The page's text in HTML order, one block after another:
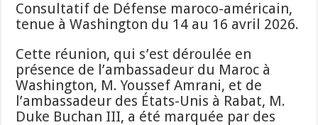
Consultatif de Défense maroco-américain,
tenue à Washington du 14 au 16 avril 2026.
Cette réunion, qui s’est déroulée en
présence de l’ambassadeur du Maroc à
Washington, M. Youssef Amrani, et de
l’ambassadeur des États-Unis à Rabat, M.
Duke Buchan III, a été marquée par des